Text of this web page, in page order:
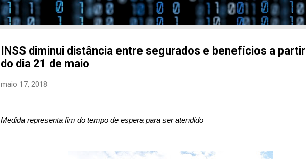
INSS diminui distância entre segurados e benefícios a partir
do dia 21 de maio
maio 17, 2018
Medida representa fim do tempo de espera para ser atendido